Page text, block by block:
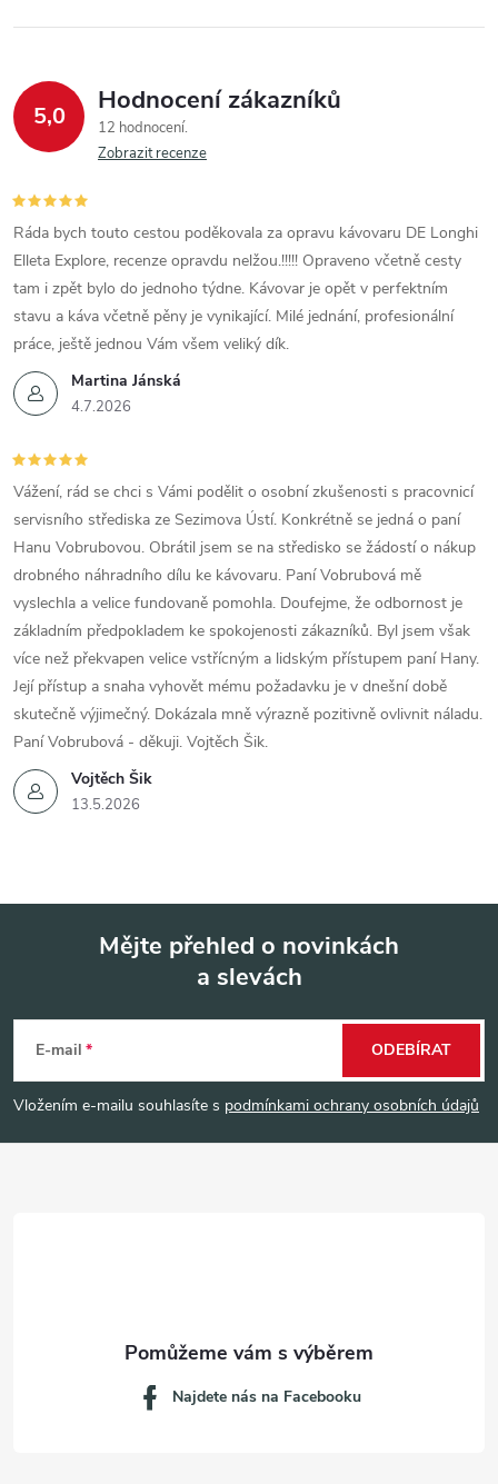
5,0 Hodnocení zákazníků
12 hodnocení
Zobrazit recenze
Martina Jánská
4.7.2026
Ráda bych touto cestou poděkovala za opravu kávovaru DE Longhi
Elleta Explore, recenze opravdu nelžou.!!!!! Opraveno včetně cesty
tam i zpět bylo do jednoho týdne. Kávovar je opět v perfektním
stavu a káva včetně pěny je vynikající. Milé jednání, profesionální
práce, ještě jednou Vám všem veliký dík.
Vojtěch Šik
13.5.2026
Vážení, rád se chci s Vámi podělit o osobní zkušenosti s pracovnicí
servisního střediska ze Sezimova Ústí. Konkrétně se jedná o paní
Hanu Vobrubovou. Obrátil jsem se na středisko se žádostí o nákup
drobného náhradního dílu ke kávovaru. Paní Vobrubová mě
vyslechla a velice fundovaně pomohla. Doufejme, že odbornost je
základním předpokladem ke spokojenosti zákazníků. Byl jsem však
více než překvapen velice vstřícným a lidským přístupem paní Hany.
Její přístup a snaha vyhovět mému požadavku je v dnešní době
skutečně výjimečný. Dokázala mně výrazně pozitivně ovlivnit náladu.
Paní Vobrubová - děkuji. Vojtěch Šik.
p
Mějte přehled o novinkách
a slevách
E-mail
Vložením e-mailu souhlasíte s podmínkami ochrany osobních údajů
ODEBÍRAT
Najdete nás na Facebooku